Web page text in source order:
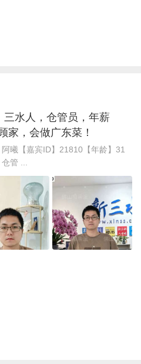
水人，仓管员，年薪
家，会做广东菜！
曦【嘉宾ID】21810【年龄】31
管 ...